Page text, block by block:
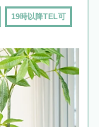
19時以降TEL可